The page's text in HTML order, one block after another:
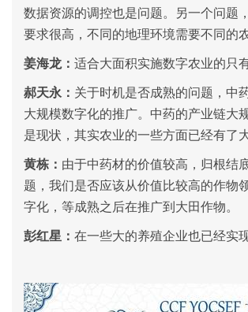
数据资源的调控也是问题。另一个问题
要求很高，不同的地理环境需要不同的农
姜海龙： 适合大面积实施数字农业的只
郝天永： 关于时机是否成熟的问题，中
大规模数字化的推广。中药的产业链大
是现状，其实农业的一些方面已经有了
黄栋： 由于中药材的价值较高，归根结
题，我们是否应该从价值比较高的作物
字化，等成熟之后在推广到大田作物。
彭红星： 在一些大的养殖企业也已经实